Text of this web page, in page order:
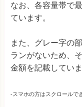
なお、各容量帯で
ています。
また、グレー字の
ランがないため、
金額を記載していま
-スマホの方はスクロールで